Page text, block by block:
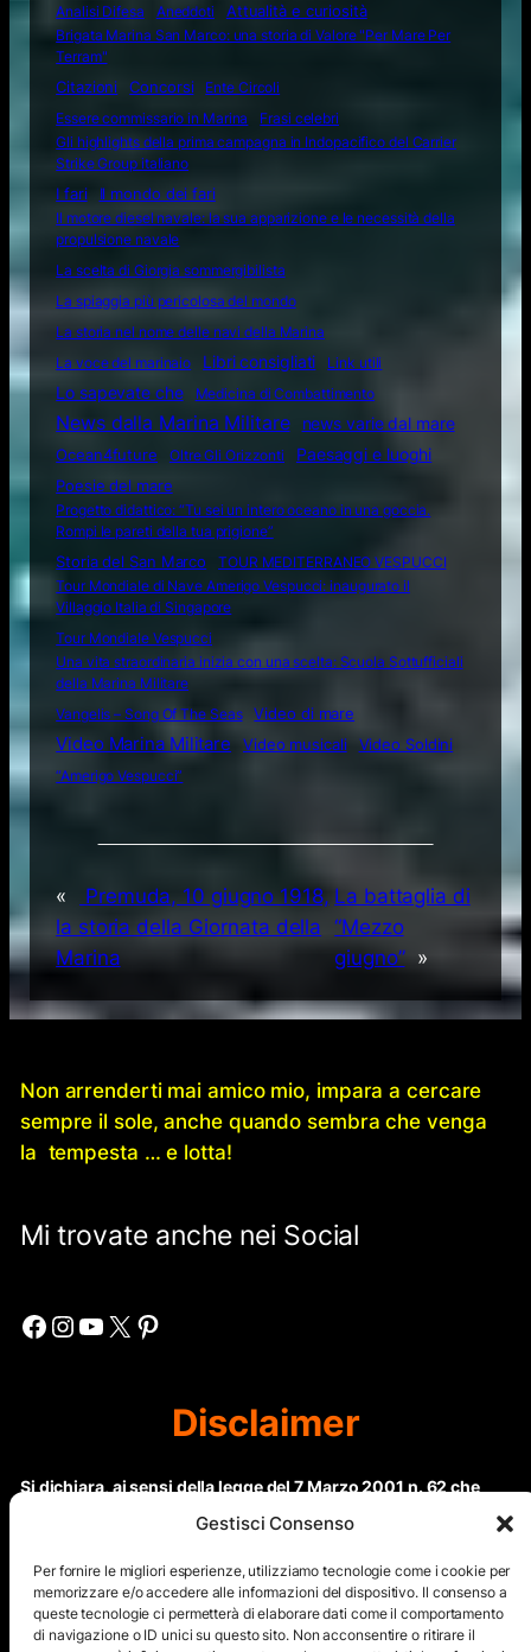
Gestisci Consenso
Per fornire le migliori esperienze, utilizziamo tecnologie come i cookie per
memorizzare e/o accedere alle informazioni del dispositivo. Il consenso a
queste tecnologie ci permetterà di elaborare dati come il comportamento
di navigazione o ID unici su questo sito. Non acconsentire o ritirare il
Analisi Difesa
Aneddoti Attualità e curiosità
Brigata Marina San Marco: una storia di Valore "Per Mare Per
Terram"
Citazioni
Concorsi
Ente Circoli
Essere commissario in Marina
Frasi celebri
Gli highlights della prima campagna in Indopacifico del Carrier
Strike Group italiano
I fari
Il mondo dei fari
Il motore diesel navale: la sua apparizione e le necessità della
propulsione navale
La scelta di Giorgia sommergibilista
La spiaggia più pericolosa del mondo
La storia nel nome delle navi della Marina
La voce del marinaio
Libri consigliati Link utili
Lo sapevate che Medicina di Combattimento
News dalla Marina Militare
news varie dal mare
Ocean4future
Oltre Gli Orizzonti
Paesaggi e luoghi
Poesie del mare
Progetto didattico: “Tu sei un intero oceano in una goccia.
Rompi le pareti della tua prigione”
Storia del San Marco
TOUR MEDITERRANEO VESPUCCI
Tour Mondiale di Nave Amerigo Vespucci: inaugurato il
Villaggio Italia di Singapore
Tour Mondiale Vespucci
Una vita straordinaria inizia con una scelta: Scuola Sottufficiali
della Marina Militare
Vangelis – Song Of The Seas
Video di mare
Video Marina Militare Video musicali
Video Soldini
“Amerigo Vespucci”
«
Premuda, 10 giugno 1918,
la storia della Giornata della
Marina
La battaglia di
“Mezzo
giugno” »
Non arrenderti mai amico mio, impara a cercare
sempre il sole, anche quando sembra che venga
la tempesta … e lotta!
Mi trovate anche nei Social
Facebook Instagram YouTube X Pinterest
Disclaimer
Si dichiara, ai sensi della legge del 7 Marzo 2001 n. 62 che
questo sito non rientra nella categoria di “Informazione
regolari. Le immagini dei collaboratori detentori del
Copyright © sono riproducibili solo dietro specifica
autorizzazione. Il contenuto del sito, comprensivo di testi e
immagini, eccetto dove espressamente specificato, è